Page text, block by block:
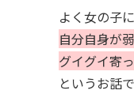
よく女の子
自分自身が
グイグイ寄
というお話で